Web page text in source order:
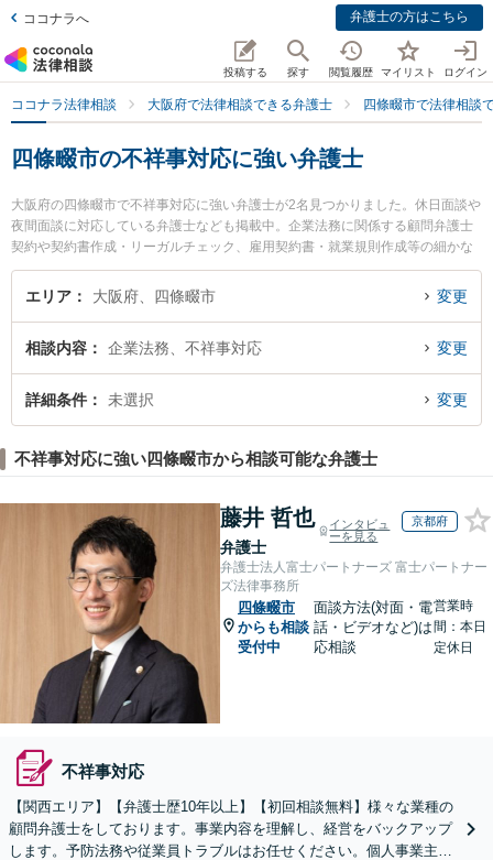
ココナラへ 弁護士の方はこちら
投稿する 探す 閲覧履歴 マイリスト ログイン
ココナラ法律相談 大阪府で法律相談できる弁護士 四條畷市で法律相談
四條畷市の不祥事対応に強い弁護士
大阪府の四條畷市で不祥事対応に強い弁護士が2名見つかりました。休日面談や
夜間面談に対応している弁護士なども掲載中。企業法務に関係する顧問弁護士
契約や契約書作成・リーガルチェック、雇用契約書・就業規則作成等の細かな
分野での絞り込み検索もでき便利です。特に四條畷法律事務所の豊芦 弘弁護士
やYOU法律事務所の上林 祐詞弁護士のプロフィール情報や弁護士費用、強みな
な近くの弁護士を検索したい』『初回相談無料で不祥事対応を法律相談できる
四條畷市内の弁護士に相談予約したい』などでお困りの相談者さんにおすすめ
です。
エリア 大阪府、四條畷市 変更
相談内容 企業法務、不祥事対応 変更
詳細条件 未選択 変更
不祥事対応に強い四條畷市から相談可能な弁護士
藤井 哲也
弁護士
インタビュ
ーを見る
京都府
弁護士法人富士パートナーズ 富士パートナー
ズ法律事務所
四條畷市
からも相談
受付中
面談方法(対面・電
話・ビデオなど)は
応相談
営業時
間：本日
定休日
不祥事対応
【関西エリア】【弁護士歴10年以上】【初回相談無料】様々な業種の
顧問弁護士をしております。事業内容を理解し、経営をバックアップ
します。予防法務や従業員トラブルはお任せください。個人事業主か